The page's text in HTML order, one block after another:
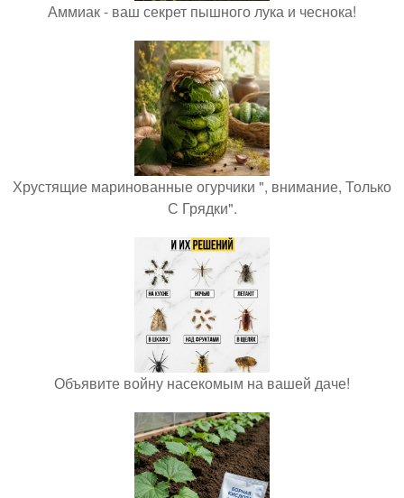
Аммиак - ваш секрет пышного лука и чеснока!
Хрустящие маринованные огурчики ", внимание, Только
С Грядки".
Объявите войну насекомым на вашей даче!